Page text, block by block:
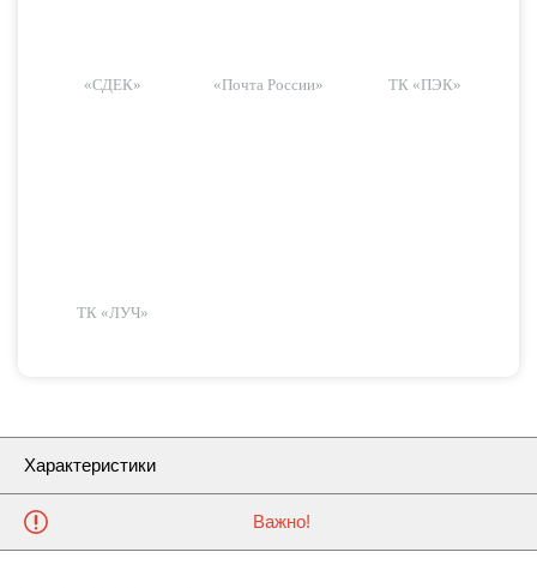
«СДЕК» «Почта России» ТК «ПЭК»
ТК «ЛУЧ»
Характеристики
Важно!